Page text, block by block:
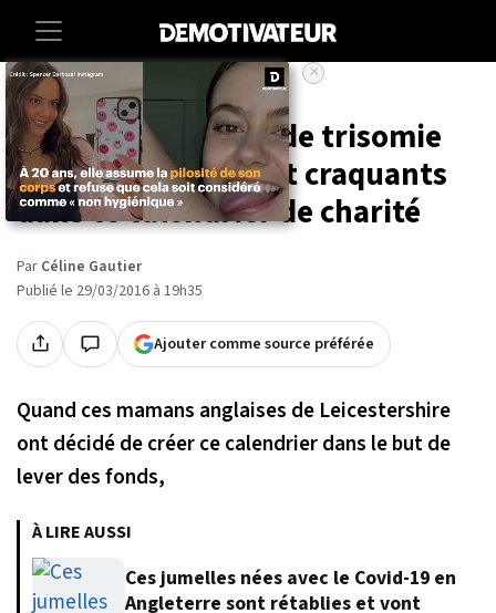
Accueil
Ces bébés atteints de trisomie
21 sont absolument craquants
dans ce calendrier de charité
Par Céline Gautier
Publié le 29/03/2016 à 19h35
Ajouter comme source préférée
Quand ces mamans anglaises de Leicestershire
ont décidé de créer ce calendrier dans le but de
lever des fonds,
À LIRE AUSSI
Ces jumelles nées avec le Covid-19 en
Angleterre sont rétablies et vont
×